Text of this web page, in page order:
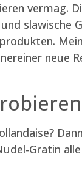
vermag.
slawische
neue
Gratin